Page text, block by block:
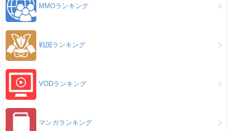
MMOランキング
戦国ランキング
VODランキング
マンガランキング